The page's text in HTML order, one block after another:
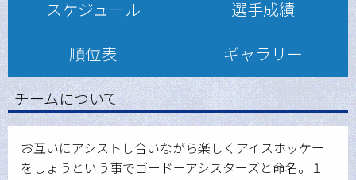
スケジュール 選手成績
順位表 ギャラリー
チームについて
お互いにアシストし合いながら楽しくアイスホッケー
をしょうという事でゴードーアシスターズと命名。１